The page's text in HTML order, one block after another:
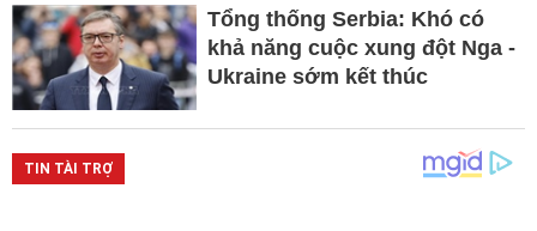
Tổng thống Serbia: Khó có
khả năng cuộc xung đột Nga -
Ukraine sớm kết thúc